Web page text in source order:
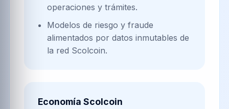
operaciones y trámites.
Modelos de riesgo y fraude
alimentados por datos inmutables de
la red Scolcoin.
Economía Scolcoin